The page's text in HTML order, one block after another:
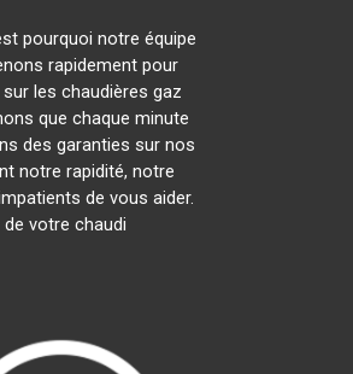
pourquoi notre équipe
rapidement pour
les chaudières gaz
que chaque minute
des garanties sur nos
notre rapidité, notre
de vous aider.
votre chaudi